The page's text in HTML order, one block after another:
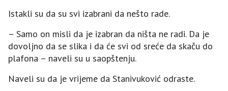
Istakli su da su svi izabrani da nešto rade.
– Samo on misli da je izabran da ništa ne radi. Da je
dovoljno da se slika i da će svi od sreće da skaču do
plafona – naveli su u saopštenju.
Naveli su da je vrijeme da Stanivuković odraste.